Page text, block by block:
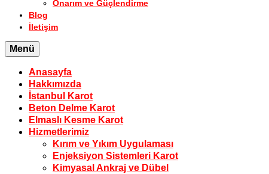
Onarım ve Güçlendirme
Blog
İletişim
Menü
Anasayfa
Hakkımızda
İstanbul Karot
Beton Delme Karot
Elmaslı Kesme Karot
Hizmetlerimiz
Kırım ve Yıkım Uygulaması
Enjeksiyon Sistemleri Karot
Kimyasal Ankraj ve Dübel